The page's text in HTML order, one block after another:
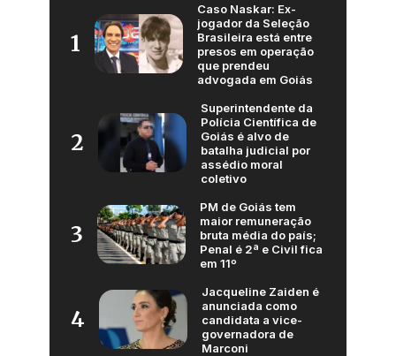
1
Caso Naskar: Ex-
jogador da Seleção
Brasileira está entre
presos em operação
que prendeu
advogada em Goiás
2
Superintendente da
Polícia Científica de
Goiás é alvo de
batalha judicial por
assédio moral
coletivo
3
PM de Goiás tem
maior remuneração
bruta média do país;
Penal é 2ª e Civil fica
em 11º
4
Jacqueline Zaiden é
anunciada como
candidata a vice-
governadora de
Marconi